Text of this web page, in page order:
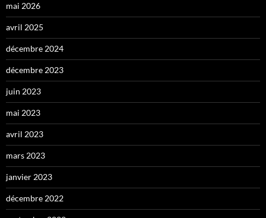
mai 2026
avril 2025
décembre 2024
décembre 2023
juin 2023
mai 2023
avril 2023
mars 2023
janvier 2023
décembre 2022